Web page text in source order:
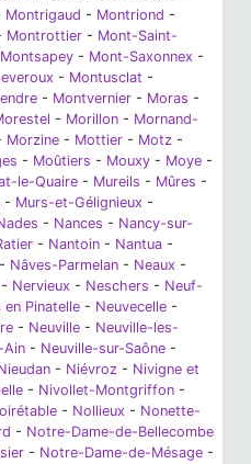
Montrigaud - Montriond -
Montrottier - Mont-Saint-
Montsapey - Mont-Saxonnex -
- Montusclat -
- Montvernier - Moras -
- Morillon - Mornand-
Morzine - Mottier - Motz -
- Moûtiers - Mouxy - Moye -
le-Quaire - Mureils - Mûres -
- Murs-et-Gélignieux -
- Nances - Nancy-sur-
- Nantoin - Nantua -
- Nâves-Parmelan - Neaux -
- Nervieux - Neschers - Neuf-
en Pinatelle - Neuvecelle -
- Neuville - Neuville-les-
Ain - Neuville-sur-Saône -
- Niévroz - Nivigne et
- Nivollet-Montgriffon -
- Nollieux - Nonette-
- Notre-Dame-de-Bellecombe
- Notre-Dame-de-Mésage -